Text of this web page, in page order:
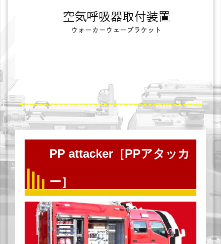
PP attacker［PPアタッカ
ー］